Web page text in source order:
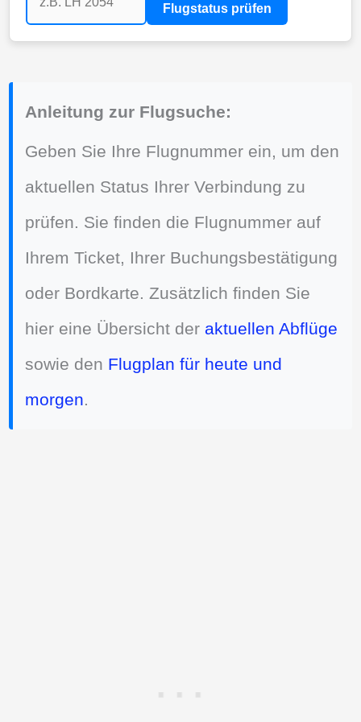
Flugstatus prüfen
Anleitung zur Flugsuche:
Geben Sie Ihre Flugnummer ein, um den
aktuellen Status Ihrer Verbindung zu
prüfen. Sie finden die Flugnummer auf
Ihrem Ticket, Ihrer Buchungsbestätigung
oder Bordkarte. Zusätzlich finden Sie
hier eine Übersicht der aktuellen Abflüge
sowie den Flugplan für heute und
morgen.